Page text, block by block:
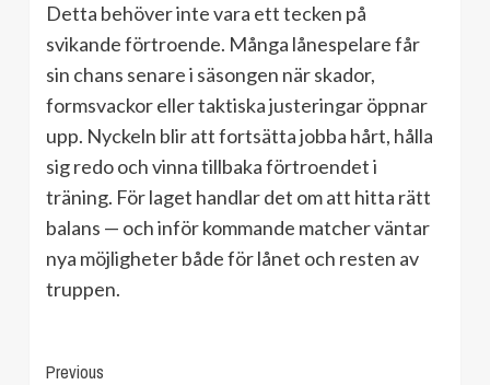
Detta behöver inte vara ett tecken på
svikande förtroende. Många lånespelare får
sin chans senare i säsongen när skador,
formsvackor eller taktiska justeringar öppnar
upp. Nyckeln blir att fortsätta jobba hårt, hålla
sig redo och vinna tillbaka förtroendet i
träning. För laget handlar det om att hitta rätt
balans — och inför kommande matcher väntar
nya möjligheter både för lånet och resten av
truppen.
Continue
Previous